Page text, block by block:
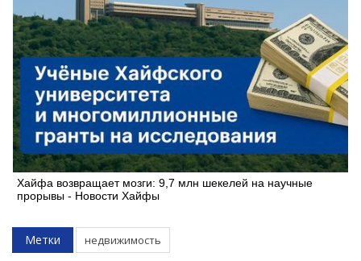
Хайфа возвращает мозги: 9,7 млн шекелей на научные
прорывы - Новости Хайфы
Метки недвижимость